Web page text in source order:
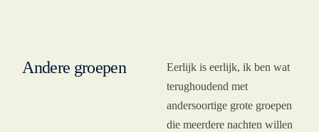
Andere groepen
Eerlijk is eerlijk, ik ben wat
terughoudend met
andersoortige grote groepen
die meerdere nachten willen